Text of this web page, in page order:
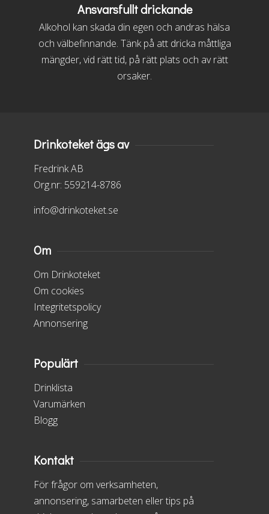
Ansvarsfullt drickande
Alkohol kan skada din egen och andras hälsa
och välbefinnande. Tänk på att dricka måttliga
mängder, vid rätt tid, på rätt plats och av rätt
orsaker.
Drinkoteket ägs av
Fredrink AB
Org.nr: 559214-8786
info@drinkoteket.se
Om
Om Drinkoteket
Om cookies
Integritetspolicy
Annonsering
Populärt
Drinklista
Varumärken
Blogg
Kontakt
För frågor om verksamheten,
annonsering, samarbeten eller tips på